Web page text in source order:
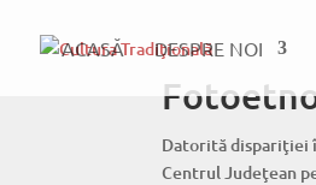
ACASĂ DESPRE NOI
Datorită dispariţiei
Centrul Judeţean